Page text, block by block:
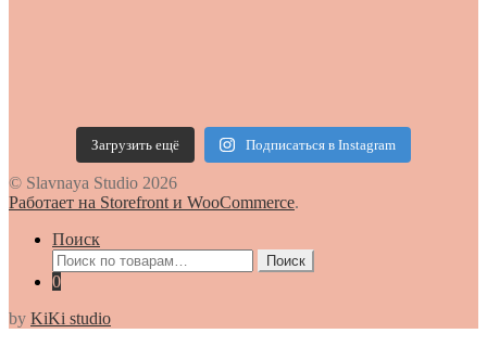
Загрузить ещё Подписаться в Instagram
© Slavnaya Studio 2026
Работает на Storefront и WooCommerce.
Поиск
Искать:
Поиск
0
by KiKi studio